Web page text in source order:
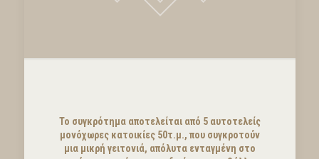
Το συγκρότημα αποτελείται από 5 αυτοτελείς
μονόχωρες κατοικίες 50τ.μ., που συγκροτούν
μια μικρή γειτονιά, απόλυτα ενταγμένη στο